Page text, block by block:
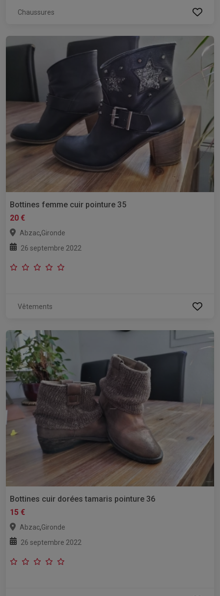
Chaussures
Bottines femme cuir pointure 35
20 €
Abzac,Gironde
26 septembre 2022
Vêtements
Bottines cuir dorées tamaris pointure 36
15 €
Abzac,Gironde
26 septembre 2022